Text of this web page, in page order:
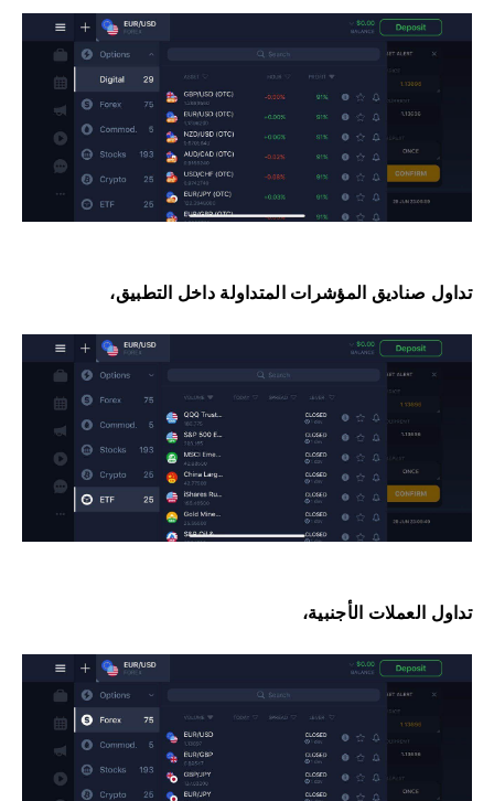
تداول صناديق المؤشرات المتداولة داخل التطبيق،
تداول العملات الأجنبية،